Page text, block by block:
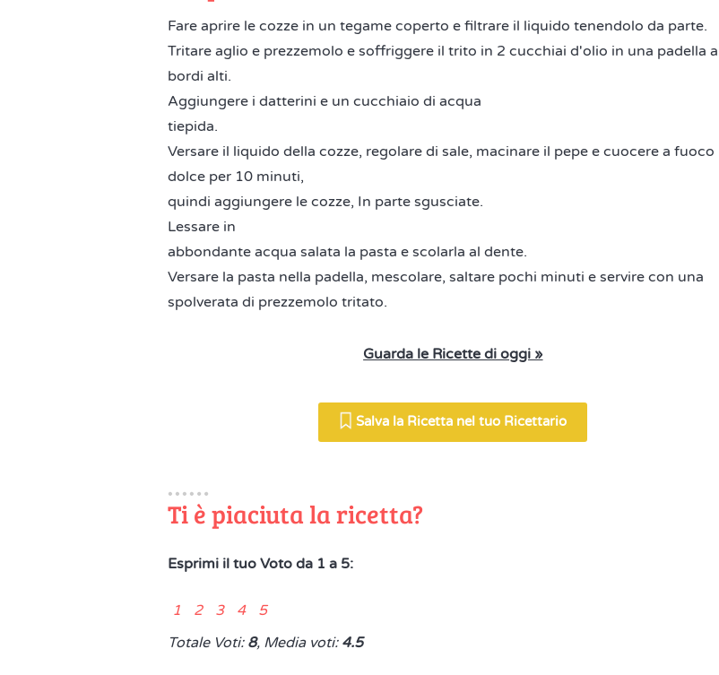
Fare aprire le cozze in un tegame coperto e filtrare il liquido tenendolo da parte.
Tritare aglio e prezzemolo e soffriggere il trito in 2 cucchiai d'olio in una padella a
bordi alti.
Aggiungere i datterini e un cucchiaio di acqua
tiepida.
Versare il liquido della cozze, regolare di sale, macinare il pepe e cuocere a fuoco
dolce per 10 minuti,
quindi aggiungere le cozze, In parte sgusciate.
Lessare in
abbondante acqua salata la pasta e scolarla al dente.
Versare la pasta nella padella, mescolare, saltare pochi minuti e servire con una
spolverata di prezzemolo tritato.
Guarda le Ricette di oggi »
Salva la Ricetta nel tuo Ricettario
Ti è piaciuta la ricetta?
Esprimi il tuo Voto da 1 a 5:
1 2 3 4 5
Totale Voti: 8, Media voti: 4.5